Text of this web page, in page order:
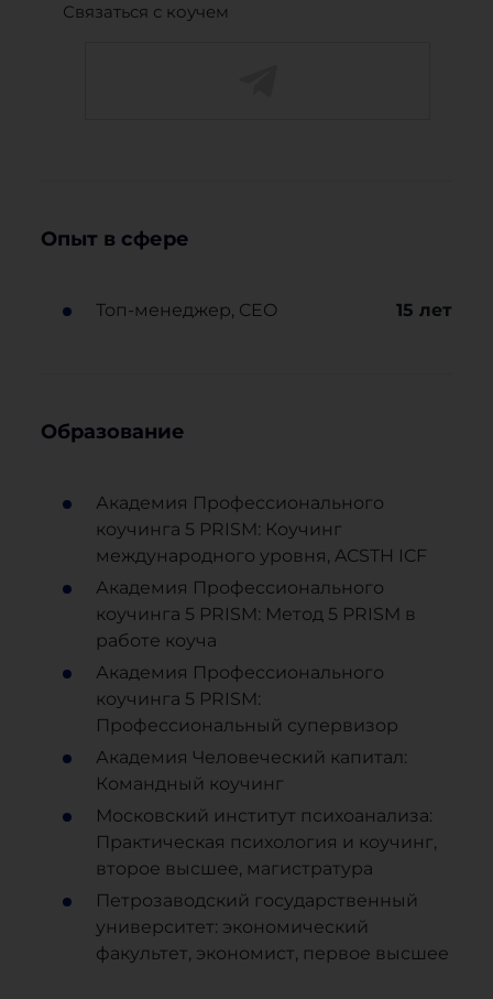
Связаться с коучем
Опыт в сфере
Топ-менеджер, CEO 15 лет
Образование
Академия Профессионального
коучинга 5 PRISM: Коучинг
международного уровня, ACSTH ICF
Академия Профессионального
коучинга 5 PRISM: Метод 5 PRISM в
работе коуча
Академия Профессионального
коучинга 5 PRISM:
Профессиональный супервизор
Академия Человеческий капитал:
Командный коучинг
Московский институт психоанализа:
Практическая психология и коучинг,
второе высшее, магистратура
Петрозаводский государственный
университет: экономический
факультет, экономист, первое высшее